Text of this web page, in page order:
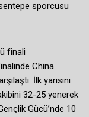
sporcusu
finali
China
İlk yarısını
32-25 yenerek
Gücü’nde 10